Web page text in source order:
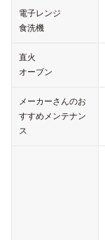
電子レンジ
食洗機
直火
オーブン
メーカーさんのお
すすめメンテナン
ス